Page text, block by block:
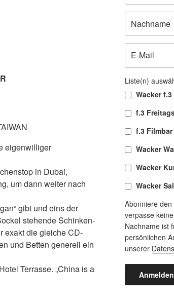
eigenwilliger
in Dubai,
um dann weiter nach
gibt und eins der
stehende Schinken-
exakt die gleiche CD-
und Betten generell ein
Terrasse. „China is a
Liste(n)
Wacker
f.3
f.3 Filmbar
Wacker
Wacker
Wacker
Abonniere
verpasse
Nachname ist
persönlichen
unserer